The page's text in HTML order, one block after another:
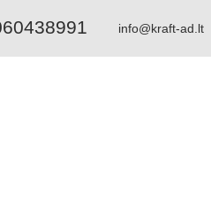
info@kraft-ad.lt